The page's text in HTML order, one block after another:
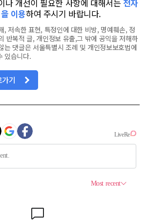
나 개선이 필요한 사항에 대해서는 전자
이용하여 주시기 바랍니다.
, 저속한 표현, 특정인에 대한 비방, 명예훼손, 정
반복적 글, 개인정보 유출,그 밖에 공익을 저해하
는 댓글은 서울특별시 조례 및 개인정보보호법에
있습니다.
기